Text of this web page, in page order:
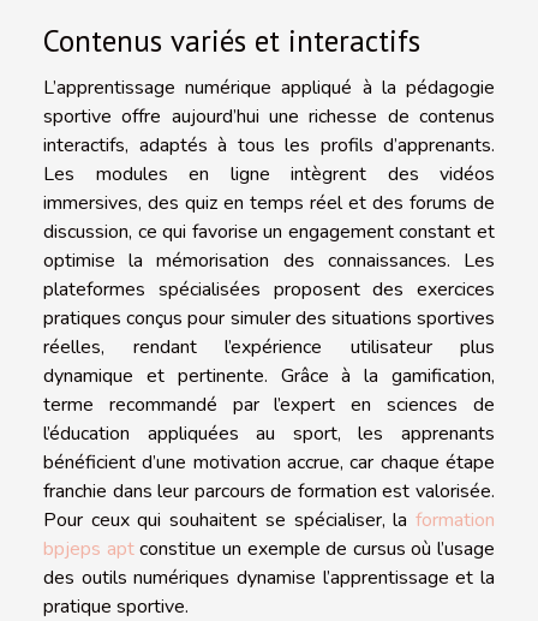
Contenus variés et interactifs
L’apprentissage numérique appliqué à la pédagogie
sportive offre aujourd’hui une richesse de contenus
interactifs, adaptés à tous les profils d’apprenants.
Les modules en ligne intègrent des vidéos
immersives, des quiz en temps réel et des forums de
discussion, ce qui favorise un engagement constant et
optimise la mémorisation des connaissances. Les
plateformes spécialisées proposent des exercices
pratiques conçus pour simuler des situations sportives
réelles, rendant l’expérience utilisateur plus
dynamique et pertinente. Grâce à la gamification,
terme recommandé par l’expert en sciences de
l’éducation appliquées au sport, les apprenants
bénéficient d’une motivation accrue, car chaque étape
franchie dans leur parcours de formation est valorisée.
Pour ceux qui souhaitent se spécialiser, la formation
bpjeps aptconstitue un exemple de cursus où l’usage
des outils numériques dynamise l’apprentissage et la
pratique sportive.